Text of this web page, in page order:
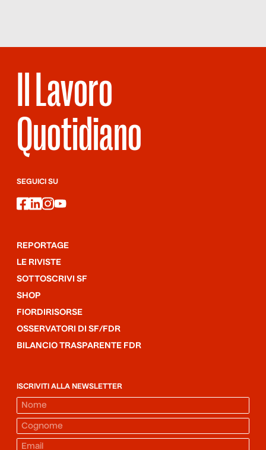
Il Lavoro
Quotidiano
SEGUICI SU
facebook
linkedin
instagram
youtube
REPORTAGE
LE RIVISTE
SOTTOSCRIVI SF
SHOP
FIORDIRISORSE
OSSERVATORI DI SF/FDR
BILANCIO TRASPARENTE FDR
ISCRIVITI ALLA NEWSLETTER